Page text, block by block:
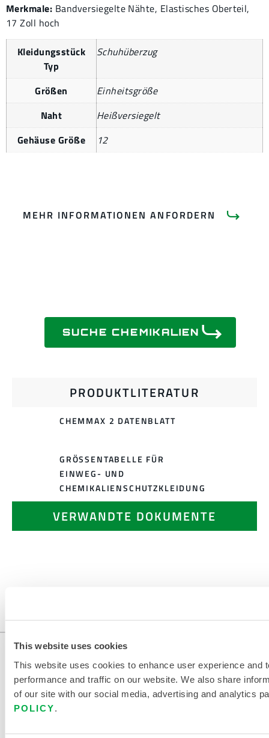
This website uses cookies
This website uses cookies to enhance user experience and
performance and traffic on our website. We also share
of our site with our social media, advertising and analytics
POLICY
Merkmale: Bandversiegelte Nähte, Elastisches Oberteil,
17 Zoll hoch
Kleidungsstück
Typ
Schuhüberzug
Größen
Einheitsgröße
Naht
Heißversiegelt
Gehäuse Größe
12
MEHR INFORMATIONEN ANFORDERN
SUCHE CHEMIKALIEN
PRODUKTLITERATUR
VERWANDTE DOKUMENTE
CHEMMAX 2 DATENBLATT
GRÖSSENTABELLE FÜR E
INWEG- UND C
HEMIKALIENSCHUTZKLEIDUNG